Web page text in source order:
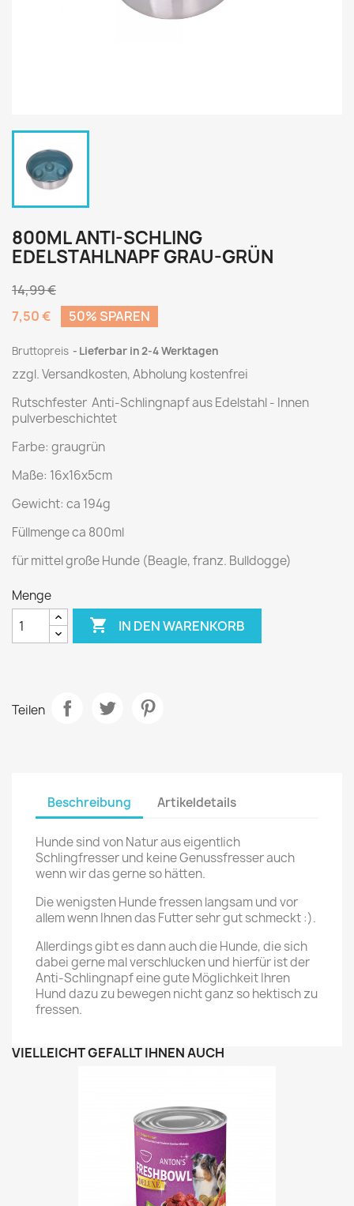
800ML ANTI-SCHLING
EDELSTAHLNAPF GRAU-GRÜN
14,99 €
7,50 €
50% SPAREN
Bruttopreis Lieferbar in 2-4 Werktagen
zzgl. Versandkosten, Abholung kostenfrei
Rutschfester Anti-Schlingnapf aus Edelstahl - Innen
pulverbeschichtet
Farbe: graugrün
Maße: 16x16x5cm
Gewicht: ca 194g
Füllmenge ca 800ml
für mittel große Hunde (Beagle, franz. Bulldogge)
Menge
 IN DEN WARENKORB
Teilen
Beschreibung Artikeldetails
Hunde sind von Natur aus eigentlich
Schlingfresser und keine Genussfresser auch
wenn wir das gerne so hätten.
Die wenigsten Hunde fressen langsam und vor
allem wenn Ihnen das Futter sehr gut schmeckt :).
Allerdings gibt es dann auch die Hunde, die sich
dabei gerne mal verschlucken und hierfür ist der
Anti-Schlingnapf eine gute Möglichkeit Ihren
Hund dazu zu bewegen nicht ganz so hektisch zu
fressen.
VIELLEICHT GEFÄLLT IHNEN AUCH